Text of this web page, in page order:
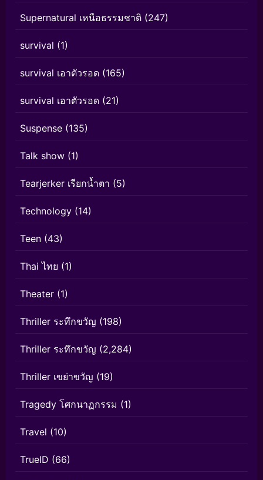
Supernatural เหนือธรรมชาติ (247)
survival (1)
survival เอาตัวรอด (165)
survival เอาตัวรอด (21)
Suspense (135)
Talk show (1)
Tearjerker เรียกน้ำตา (5)
Technology (14)
Teen (43)
Thai ไทย (1)
Theater (1)
Thriller ระทึกขวัญ (198)
Thriller ระทึกขวัญ (2,284)
Thriller เขย่าขวัญ (19)
Tragedy โศกนาฏกรรม (1)
Travel (10)
TrueID (66)